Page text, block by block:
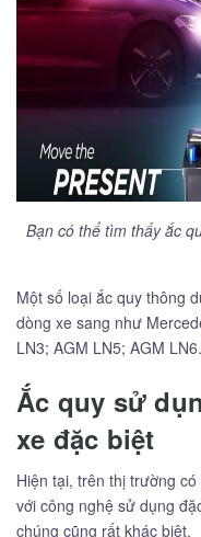
Bạn có thể tìm thấy ắc
Một số loại ắc quy thông
dòng xe sang như
LN3; AGM LN5; AGM LN6.
Ắc quy sử
xe đặc biệt
Hiện tại, trên thị trường
với công nghệ sử dụng
chúng cũng rất khác biệt.